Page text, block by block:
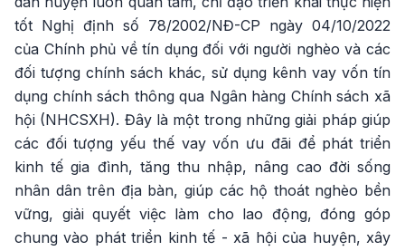
tốt Nghị định số 78/2002/NĐ-CP ngày 04/10/2022
của Chính phủ về tín dụng đối với người nghèo và các
đối tượng chính sách khác, sử dụng kênh vay vốn tín
dụng chính sách thông qua Ngân hàng Chính sách xã
hội (NHCSXH). Đây là một trong những giải pháp giúp
các đối tượng yếu thế vay vốn ưu đãi để phát triển
kinh tế gia đình, tăng thu nhập, nâng cao đời sống
nhân dân trên địa bàn, giúp các hộ thoát nghèo bền
vững, giải quyết việc làm cho lao động, đóng góp
chung vào phát triển kinh tế - xã hội của huyện, xây